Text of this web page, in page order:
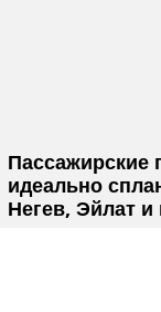
Пассажирские
идеально
Негев, Эйлат